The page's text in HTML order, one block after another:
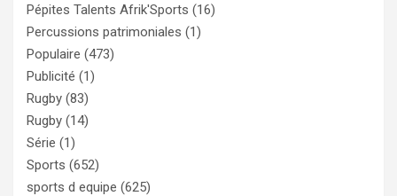
Pépites Talents Afrik'Sports (16)
Percussions patrimoniales (1)
Populaire (473)
Publicité (1)
Rugby (83)
Rugby (14)
Série (1)
Sports (652)
sports d equipe (625)